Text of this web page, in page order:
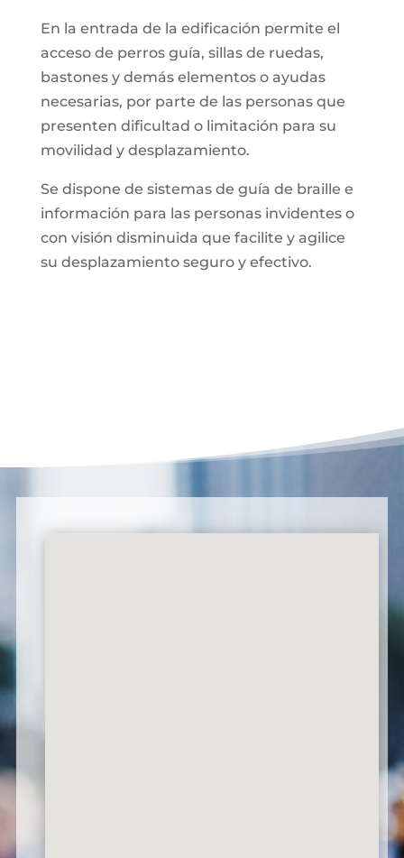
En la entrada de la edificación permite el
acceso de perros guía, sillas de ruedas,
bastones y demás elementos o ayudas
necesarias, por parte de las personas que
presenten dificultad o limitación para su
movilidad y desplazamiento.
Se dispone de sistemas de guía de braille e
información para las personas invidentes o
con visión disminuida que facilite y agilice
su desplazamiento seguro y efectivo.